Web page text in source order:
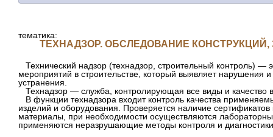
тематика:
ТЕХНАДЗОР. ОБСЛЕДОВАНИЕ
Технический надзор (технадзор, строительный контроль) —
мероприятий в строительстве, который выявляет нарушения
устранения.
Технадзор — служба, контролирующая все виды и качество
В функции технадзора входит контроль качества
изделий и оборудования. Проверяется наличие сертификатов
материалы, при необходимости осуществляются
применяются неразрушающие методы контроля и